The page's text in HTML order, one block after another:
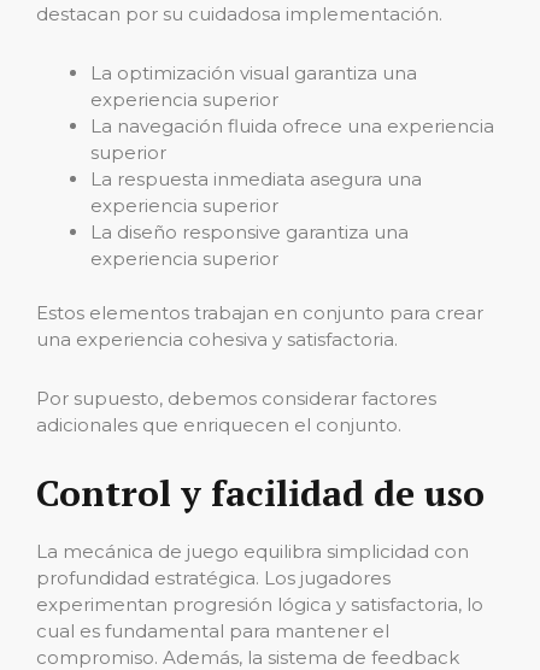
destacan por su cuidadosa implementación.
La optimización visual garantiza una
experiencia superior
La navegación fluida ofrece una experiencia
superior
La respuesta inmediata asegura una
experiencia superior
La diseño responsive garantiza una
experiencia superior
Estos elementos trabajan en conjunto para crear
una experiencia cohesiva y satisfactoria.
Por supuesto, debemos considerar factores
adicionales que enriquecen el conjunto.
Control y facilidad de uso
La mecánica de juego equilibra simplicidad con
profundidad estratégica. Los jugadores
experimentan progresión lógica y satisfactoria, lo
cual es fundamental para mantener el
compromiso. Además, la sistema de feedback